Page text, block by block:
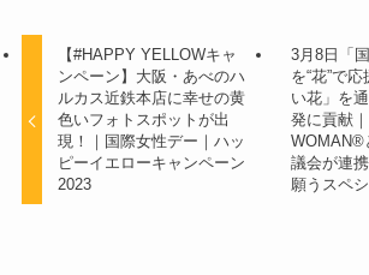
【#HAPPY YELLOWキャ
ンペーン】大阪・あべのハ
ルカス近鉄本店に幸せの黄
色いフォトスポットが出
現！｜国際女性デー｜ハッ
ピーイエローキャンペーン
2023
3月8日「
を“花”で
い花」を
発に貢献
WOMAN®
議会が連
願うスペ